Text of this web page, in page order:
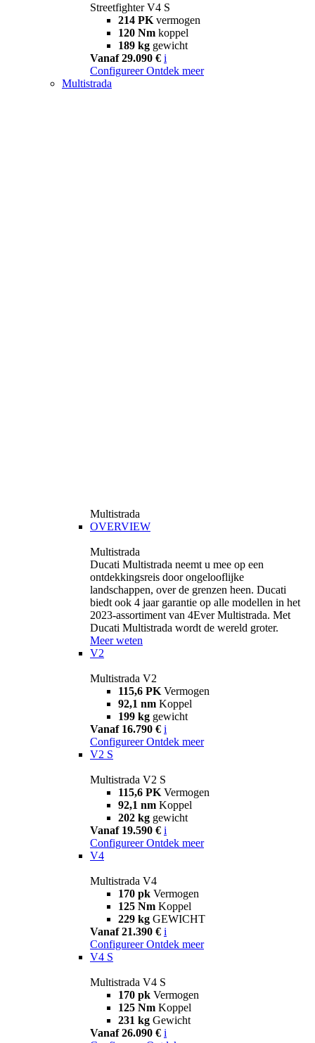
Streetfighter V4 S
214 PK vermogen
120 Nm koppel
189 kg gewicht
Vanaf 29.090 € i
Configureer Ontdek meer
Multistrada
Multistrada
OVERVIEW
Multistrada
Ducati Multistrada neemt u mee op een
ontdekkingsreis door ongelooflijke
landschappen, over de grenzen heen. Ducati
biedt ook 4 jaar garantie op alle modellen in het
2023-assortiment van 4Ever Multistrada. Met
Ducati Multistrada wordt de wereld groter.
Meer weten
V2
Multistrada V2
115,6 PK Vermogen
92,1 nm Koppel
199 kg gewicht
Vanaf 16.790 € i
Configureer Ontdek meer
V2 S
Multistrada V2 S
115,6 PK Vermogen
92,1 nm Koppel
202 kg gewicht
Vanaf 19.590 € i
Configureer Ontdek meer
V4
Multistrada V4
170 pk Vermogen
125 Nm Koppel
229 kg GEWICHT
Vanaf 21.390 € i
Configureer Ontdek meer
V4 S
Multistrada V4 S
170 pk Vermogen
125 Nm Koppel
231 kg Gewicht
Vanaf 26.090 € i